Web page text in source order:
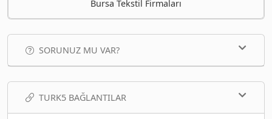
Bursa Tekstil Firmaları
SORUNUZ MU VAR?
TURK5 BAĞLANTILAR